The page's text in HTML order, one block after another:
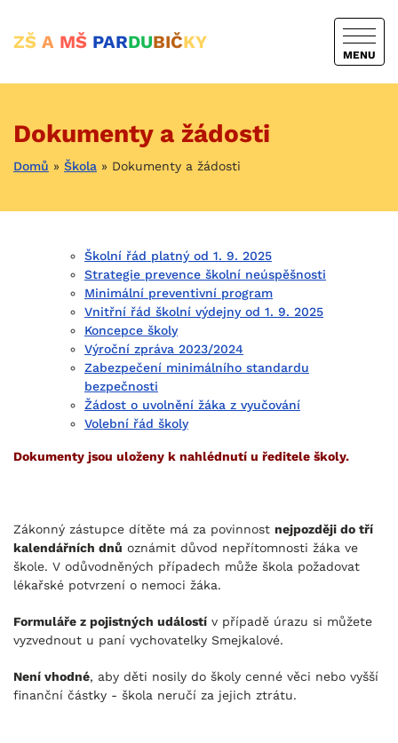
ZŠ A MŠ PARDUBIČKY
MENU
Dokumenty a žádosti
Domů » Škola » Dokumenty a žádosti
Školní řád platný od 1. 9. 2025
Strategie prevence školní neúspěšnosti
Minimální preventivní program
Vnitřní řád školní výdejny od 1. 9. 2025
Koncepce školy
Výroční zpráva 2023/2024
Zabezpečení minimálního standardu
bezpečnosti
Žádost o uvolnění žáka z vyučování
Volební řád školy
Dokumenty jsou uloženy k nahlédnutí u ředitele školy.
Zákonný zástupce dítěte má za povinnost nejpozději do tří
kalendářních dnů oznámit důvod nepřítomnosti žáka ve
škole. V odůvodněných případech může škola požadovat
lékařské potvrzení o nemoci žáka.
Formuláře z pojistných událostí v případě úrazu si můžete
vyzvednout u paní vychovatelky Smejkalové.
Není vhodné, aby děti nosily do školy cenné věci nebo vyšší
finanční částky - škola neručí za jejich ztrátu.